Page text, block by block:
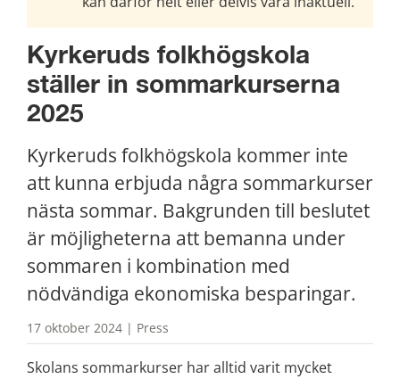
Kyrkeruds folkhögskola
ställer in sommarkurserna
2025
Kyrkeruds folkhögskola kommer inte
att kunna erbjuda några sommarkurser
nästa sommar. Bakgrunden till beslutet
är möjligheterna att bemanna under
sommaren i kombination med
nödvändiga ekonomiska besparingar.
17 oktober 2024 | Press
Skolans sommarkurser har alltid varit mycket